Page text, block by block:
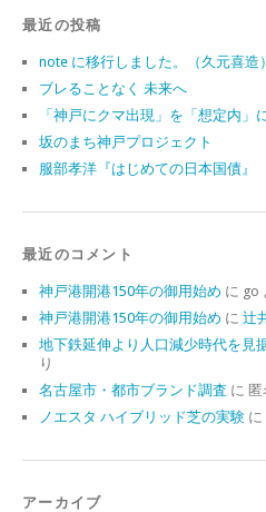
最近の投稿
note に移行しました。（久元喜造）
ブレることなく 未来へ
「神戸にクマ出現」を「想定内」
坂のまち神戸プロジェクト
服部孝洋『はじめての日本国債』
最近のコメント
神戸港開港150年の御用始め に go
神戸港開港150年の御用始め に 辻
地下鉄延伸より人口減少時代を見
り
名古屋市・都市ブランド調査 に 匿
ノエスタ ハイブリッド芝の実験 に
アーカイブ